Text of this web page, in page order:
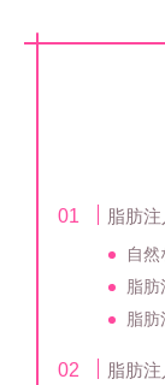
脂肪
自
脂
脂
脂肪